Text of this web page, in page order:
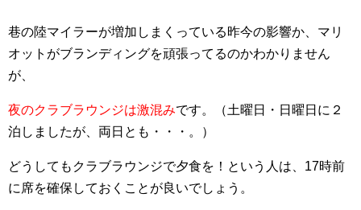
巷の陸マイラーが増加しまくっている昨今の影響か、マリ
オットがブランディングを頑張ってるのかわかりません
が、
夜のクラブラウンジは激混みです。（土曜日・日曜日に２
泊しましたが、両日とも・・・。）
どうしてもクラブラウンジで夕食を！という人は、17時前
に席を確保しておくことが良いでしょう。